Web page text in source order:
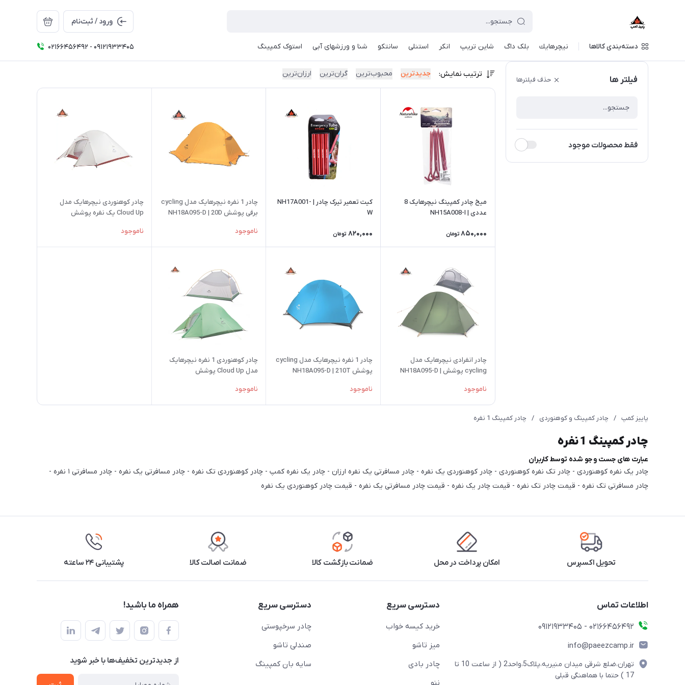
ورود / ثبت‌نام
دسته‌بندی کالاها نيچرهايك بلک داگ شاین تریپ انکر استنلی سانتکو شنا و ورزشهای آبی استوک کمپینگ 02166456492 - 09121933405
فیلتر ها حذف فیلترها
فقط محصولات موجود
ترتیب نمایش: جدیدترین محبوب‌ترین گران‌ترین ارزان‌ترین
میخ چادر کمپینگ نیچرهایک 8
عددی | NH15A008-I
850,000 تومان
کیت تعمیر تیرک چادر | NH17A001-
W
820,000 تومان
چادر 1 نفره نیچرهایک مدل cycling
برفی پوشش NH18A095-D | 20D
ناموجود
چادر کوهنوردی نیچرهایک مدل
Cloud Up یک نفره پوشش
ناموجود
چادر انفرادی نیچرهایک مدل
cycling پوشش NH18A095-D |
ناموجود
چادر 1 نفره نیچرهایک مدل cycling
پوشش NH18A095-D | 210T
ناموجود
چادر کوهنوردی 1 نفره نیچرهایک
مدل Cloud Up پوشش
ناموجود
پاییز کمپ / چادر کمپینگ و کوهنوردی / چادر کمپینگ 1 نفره
چادر کمپینگ 1 نفره
عبارت های جست و جو شده توسط کاربران
چادر یک نفره کوهنوردی - چادر تک نفره کوهنوردی - چادر کوهنوردی یک نفره - چادر مسافرتی یک نفره ارزان - چادر یک نفره کمپ - چادر کوهنوردی تک نفره - چادر مسافرتی یک نفره - چادر مسافرتی ۱ نفره -
چادر مسافرتی تک نفره - قیمت چادر تک نفره - قیمت چادر یک نفره - قیمت چادر مسافرتی یک نفره - قیمت چادر کوهنوردی یک نفره
تحویل اکسپرس امکان پرداخت در محل ضمانت بازگشت کالا ضمانت اصالت کالا پشتیبانی ۲۴ ساعته
اطلاعات تماس
02166456492 - 09121933405
info@paeezcamp.ir
تهران،ضلع شرقی میدان منیریه،پلاک5،واحد2 ( از ساعت 10 تا
17 ) حتما با هماهنگی قبلی
دسترسی سریع
خرید کیسه خواب
میز تاشو
چادر بادی
ننو
دسترسی سریع
چادر سرخپوستی
صندلی تاشو
سایه بان کمپینگ
همراه ما باشید!
از جدید‌ترین تخفیف‌ها با‌ خبر شوید